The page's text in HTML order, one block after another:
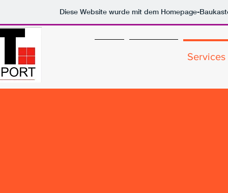
Diese Website wurde mit dem Homepage-
Services